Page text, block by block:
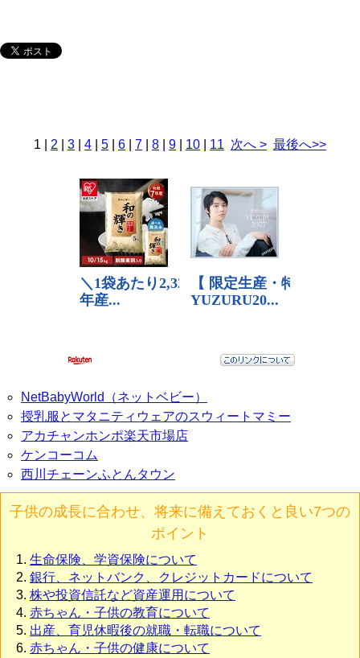
1 2 3 4 5 6 7 8 9 10 11 次へ > 最後へ>>
NetBabyWorld（ネットベビー）
授乳服とマタニティウェアのスウィートマミー
アカチャンホンポ楽天市場店
ケンコーコム
西川チェーンふとんタウン
子供の成長に合わせ、将来に備えておくと良い7つの
ポイント
生命保険、学資保険について
銀行、ネットバンク、クレジットカードについて
株や投資信託など資産運用について
赤ちゃん・子供の教育について
出産、育児休暇後の就職・転職について
赤ちゃん・子供の健康について